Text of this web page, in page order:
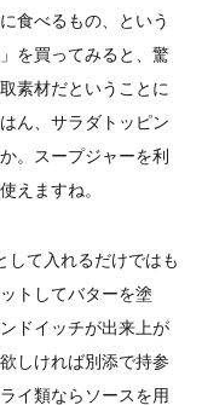
食べるもの、という
を買ってみると、驚
素材だということに
ん、サラダトッピン
。スープジャーを利
えますね。
して入れるだけではも
トしてバターを塗
ドイッチが出来上が
しければ別添で持参
イ類ならソースを用